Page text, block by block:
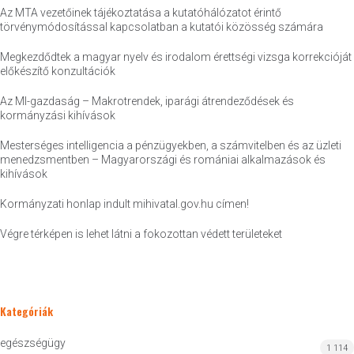
Az MTA vezetőinek tájékoztatása a kutatóhálózatot érintő
törvénymódosítással kapcsolatban a kutatói közösség számára
Megkezdődtek a magyar nyelv és irodalom érettségi vizsga korrekcióját
előkészítő konzultációk
Az MI-gazdaság – Makrotrendek, iparági átrendeződések és
kormányzási kihívások
Mesterséges intelligencia a pénzügyekben, a számvitelben és az üzleti
menedzsmentben – Magyarországi és romániai alkalmazások és
kihívások
Kormányzati honlap indult mihivatal.gov.hu címen!
Végre térképen is lehet látni a fokozottan védett területeket
Kategóriák
egészségügy 1 114